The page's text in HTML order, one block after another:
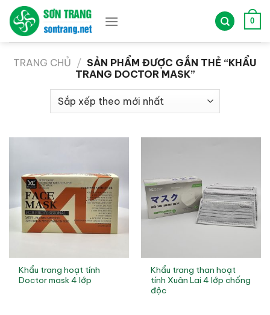
qua
0
TRANG CHỦ / SẢN PHẨM ĐƯỢC GẮN THẺ “KHẨU
TRANG DOCTOR MASK”
Khẩu trang hoạt tính
Doctor mask 4 lớp
Khẩu trang than hoạt
tính Xuân Lai 4 lớp chống
độc